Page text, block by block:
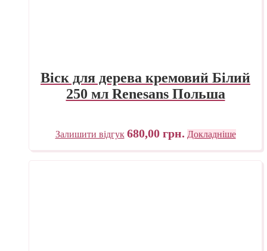
Віск для дерева кремовий Білий
250 мл Renesans Польша
Залишити відгук 680,00 грн. Докладніше